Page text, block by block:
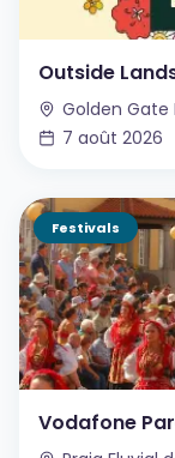
Outside
Golden Gate
7 août 2026
Festivals
Vodafone